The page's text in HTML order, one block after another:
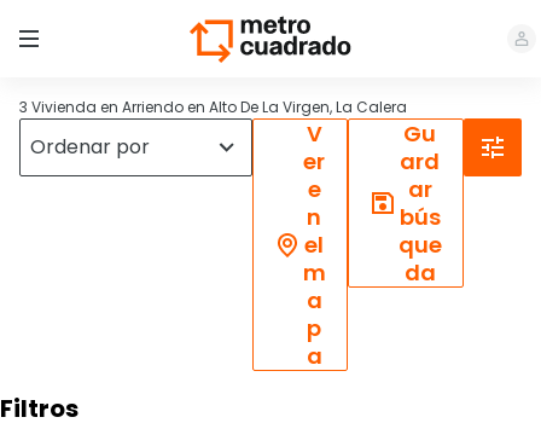
3 Vivienda en Arriendo en Alto De La Virgen, La Calera
V
er
e
n
el
m
a
p
a
Gu
ard
ar
bús
que
da
Filtros